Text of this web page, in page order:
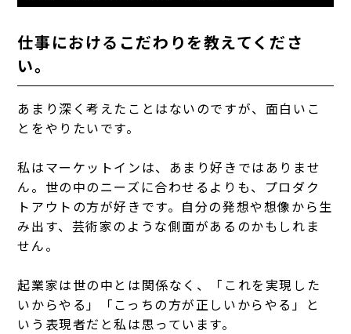
仕事におけるこだわりを教えてくださ
い。
あまり深く考えたことはないのですが、面白いこ
とをやりたいです。
私はマーケットインは、あまり好きではありませ
ん。世の中のニーズに合わせるよりも、プロダク
トアウトの方が好きです。自分の発想や想像から生
み出す、芸術家のような側面があるのかもしれま
せん。
起業家は世の中とは関係なく、「これを実現した
いからやる」「こっちの方が正しいからやる」と
いう表現者だと私は思っています。